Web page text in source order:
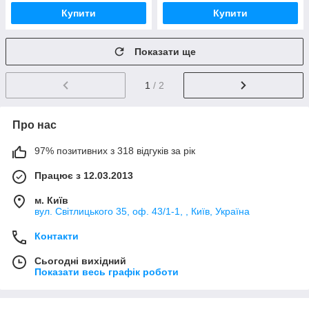
Купити Купити
Показати ще
1 / 2
Про нас
97% позитивних з 318 відгуків за рік
Працює з 12.03.2013
м. Київ
вул. Світлицького 35, оф. 43/1-1, , Київ, Україна
Контакти
Сьогодні вихідний
Показати весь графік роботи